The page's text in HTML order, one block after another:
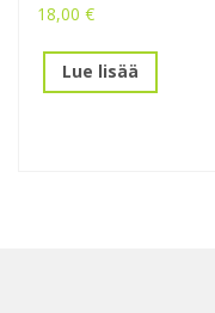
18,00 €
Lue lisää